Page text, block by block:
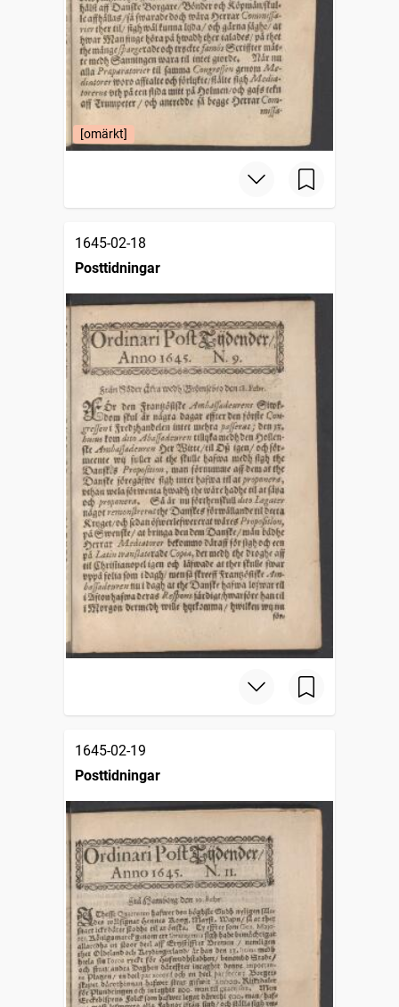
[omärkt]
1645-02-18
Posttidningar
1645-02-19
Posttidningar